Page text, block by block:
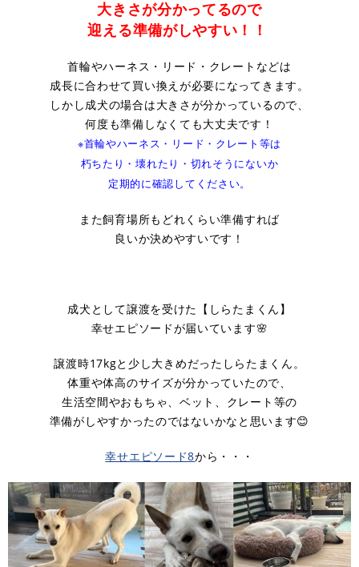
大きさが分かってるので
迎える準備がしやすい！！
首輪やハーネス・リード・クレートなどは
成長に合わせて買い換えが必要になってきます。
しかし成犬の場合は大きさが分かっているので、
何度も準備しなくても大丈夫です！
※首輪やハーネス・リード・クレート等は
朽ちたり・壊れたり・切れそうにないか
定期的に確認してください。
また飼育場所もどれくらい準備すれば
良いか決めやすいです！
成犬として譲渡を受けた【しらたまくん】
幸せエピソードが届いています🌸
譲渡時17kgと少し大きめだったしらたまくん。
体重や体高のサイズが分かっていたので、
生活空間やおもちゃ、ベット、クレート等の
準備がしやすかったのではないかなと思います😊
幸せエピソード8から・・・